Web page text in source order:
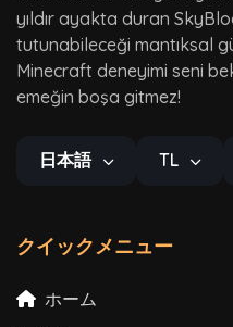
yıldır ayakta duran
tutunabileceği mantıksal
Minecraft deneyimi seni
emeğin boşa gitmez!
日本語 TL
クイックメニュー
ホーム